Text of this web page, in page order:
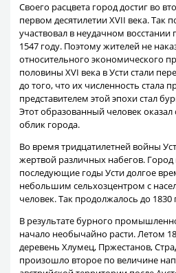
Своего расцвета город достиг во
первом десятилетии XVII века. Так
участвовал в неудачном
1547 году. Поэтому жителей не
относительного экономического
половины XVI века в Усти стали
до того, что их численность стала
представителем этой эпохи стал
Этот образованный человек
облик города.
Во время тридцатилетней войны
жертвой различных набегов.
последующие годы Усти долгое
небольшим сельхозцентром с
человек. Так продолжалось до 1830
В результате бурного
начало необычайно расти. Летом
деревень Хлумец, Пржестанов,
произошло второе по величине